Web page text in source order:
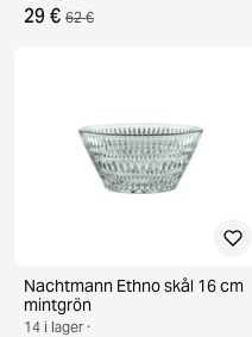
29 € 62 €
Nachtmann Ethno skål 16 cm
mintgrön
14 i lager ·